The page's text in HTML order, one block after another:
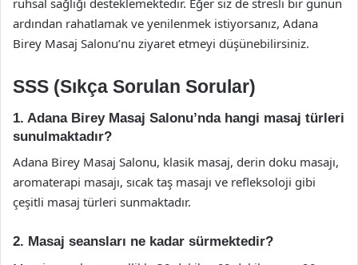
ruhsal sağlığı desteklemektedir. Eğer siz de stresli bir günün
ardından rahatlamak ve yenilenmek istiyorsanız, Adana
Birey Masaj Salonu’nu ziyaret etmeyi düşünebilirsiniz.
SSS (Sıkça Sorulan Sorular)
1. Adana Birey Masaj Salonu’nda hangi masaj türleri
sunulmaktadır?
Adana Birey Masaj Salonu, klasik masaj, derin doku masajı,
aromaterapi masajı, sıcak taş masajı ve refleksoloji gibi
çeşitli masaj türleri sunmaktadır.
2. Masaj seansları ne kadar sürmektedir?